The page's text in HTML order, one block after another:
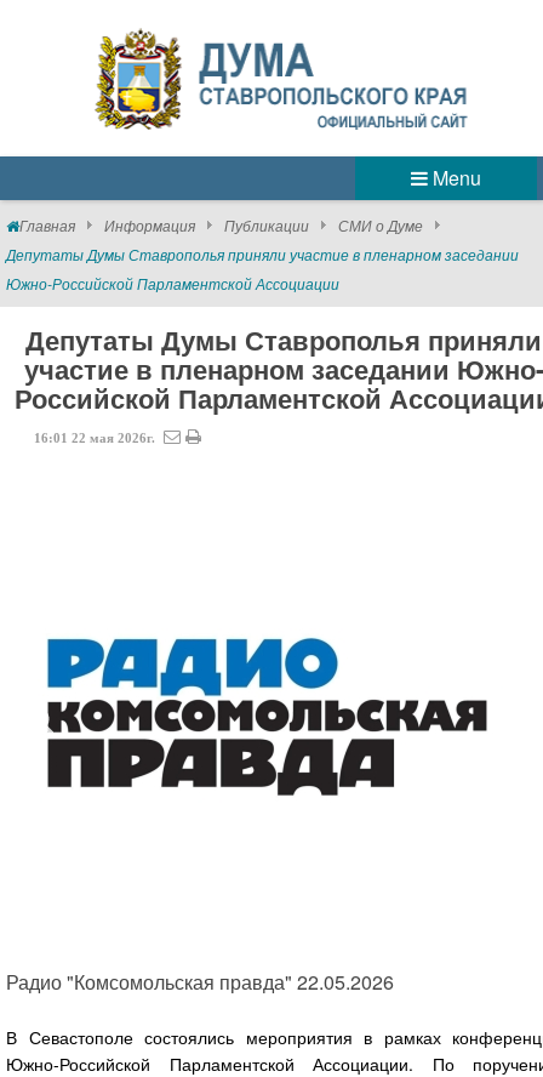
Menu
Главная Информация Публикации
СМИ о Думе
Депутаты Думы Ставрополья приняли участие в пленарном заседании
Южно-Российской Парламентской Ассоциации
Депутаты Думы Ставрополья приняли
участие в пленарном заседании Южно-
Российской Парламентской
16:01 22 мая 2026г.
Радио "Комсомольская правда" 22.05.2026
В Севастополе состоялись мероприятия в рамках
Южно-Российской Парламентской Ассоциации. По